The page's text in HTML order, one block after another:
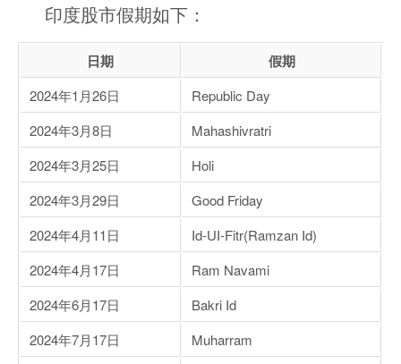
印度股市假期如下：
日期 假期
2024年1月26日
Republic Day
2024年3月8日
Mahashivratri
2024年3月25日
Holi
2024年3月29日
Good Friday
2024年4月11日
Id-UI-Fitr(Ramzan Id)
2024年4月17日
Ram Navami
2024年6月17日
Bakri Id
2024年7月17日
Muharram